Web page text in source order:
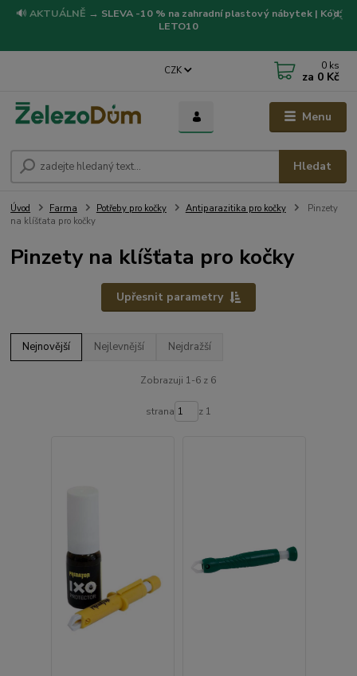
🔊 AKTUÁLNĚ → SLEVA -10 % na zahradní plastový nábytek | Kód:
LETO10
Menu
CZK
Hledat
0 ks
za 0 Kč
Úvod Farma Potřeby pro kočky Antiparazitika pro kočky
Pinzety
na klíšťata pro kočky
Pinzety na klíšťata pro kočky
Upřesnit parametry
Nejnovější Nejlevnější Nejdražší
Zobrazuji 1-6 z 6
strana z 1